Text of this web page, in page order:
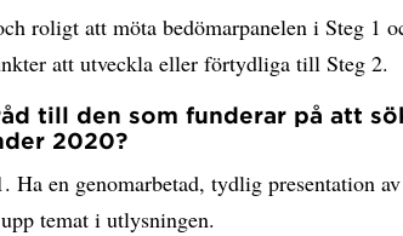
roligt att möta bedömarpanelen i Steg 1
att utveckla eller förtydliga till Steg 2.
till den som funderar på att
2020?
Ha en genomarbetad, tydlig presentation
temat i utlysningen.